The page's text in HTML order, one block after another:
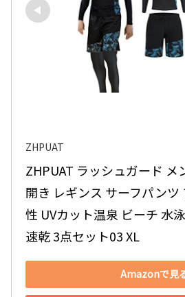
ZHPUAT
ZHPUAT ラッシュガード メ
開き レギンス サーフパンツ
性 UVカット温泉 ビーチ 水
速乾 3点セット03 XL
Amazonで見